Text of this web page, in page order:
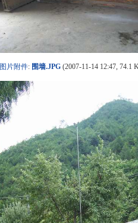
图片附件: 围墙.JPG (2007-11-14 12:47, 74.1